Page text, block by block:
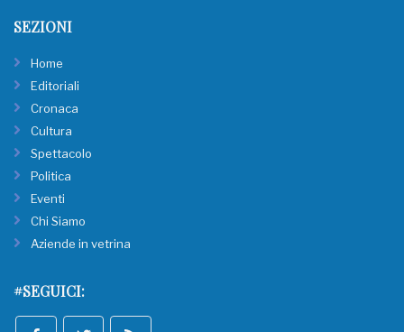
SEZIONI
Home
Editoriali
Cronaca
Cultura
Spettacolo
Politica
Eventi
Chi Siamo
Aziende in vetrina
#SEGUICI: